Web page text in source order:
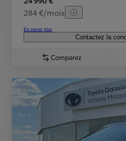
284 €/mois
En savoir plus
Contactez la
Comparez